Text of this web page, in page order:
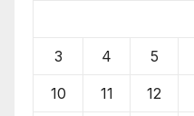
3 4 5
10 11 12